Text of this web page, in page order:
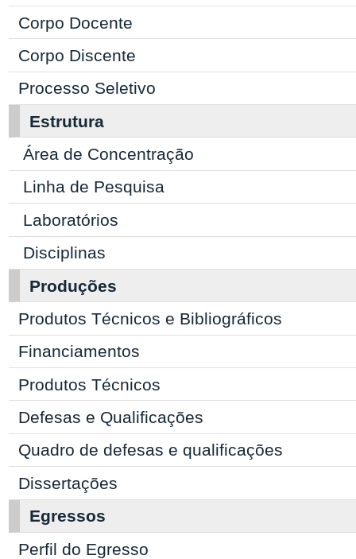
Corpo Docente
Corpo Discente
Processo Seletivo
Estrutura
Área de Concentração
Linha de Pesquisa
Laboratórios
Disciplinas
Produções
Produtos Técnicos e Bibliográficos
Financiamentos
Produtos Técnicos
Defesas e Qualificações
Quadro de defesas e qualificações
Dissertações
Egressos
Perfil do Egresso